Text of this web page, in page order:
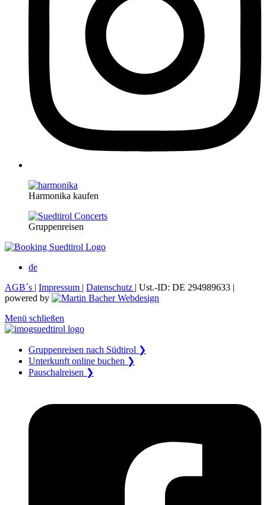
Harmonika kaufen
Gruppenreisen
de
AGB´s | Impressum | Datenschutz | Ust.-ID: DE 294989633 |
powered by
Menü schließen
Gruppenreisen nach Südtirol ❯
Unterkunft online buchen ❯
Pauschalreisen ❯